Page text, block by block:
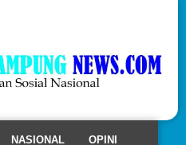
NASIONAL OPINI